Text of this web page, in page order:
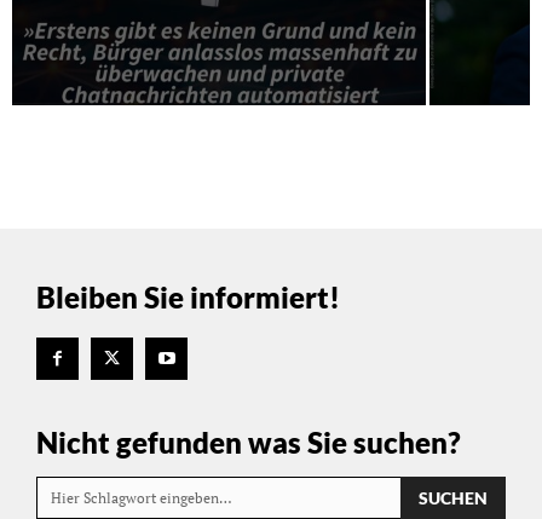
Bleiben Sie informiert!
Nicht gefunden was Sie suchen?
Hier Schlagwort eingeben… SUCHEN